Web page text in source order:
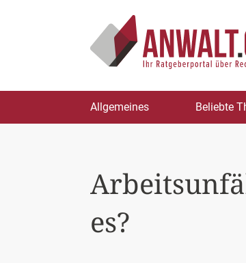
springen
Allgemeines Beliebte
es?